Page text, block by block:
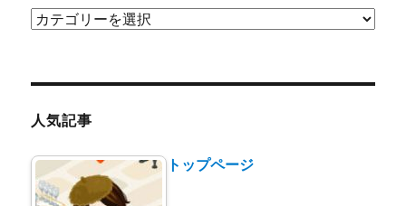
カ
ー
人気記事
トップページ